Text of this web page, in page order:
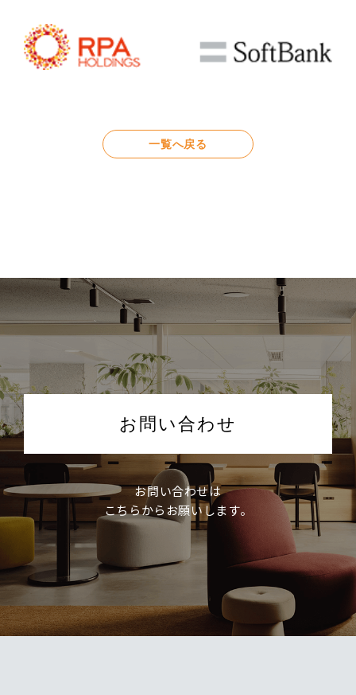
一覧へ戻る
お問い合わせ
お問い合わせは
こちらからお願いします。